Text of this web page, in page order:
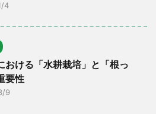
4
おける「水耕栽培」と「根っ
要性
9